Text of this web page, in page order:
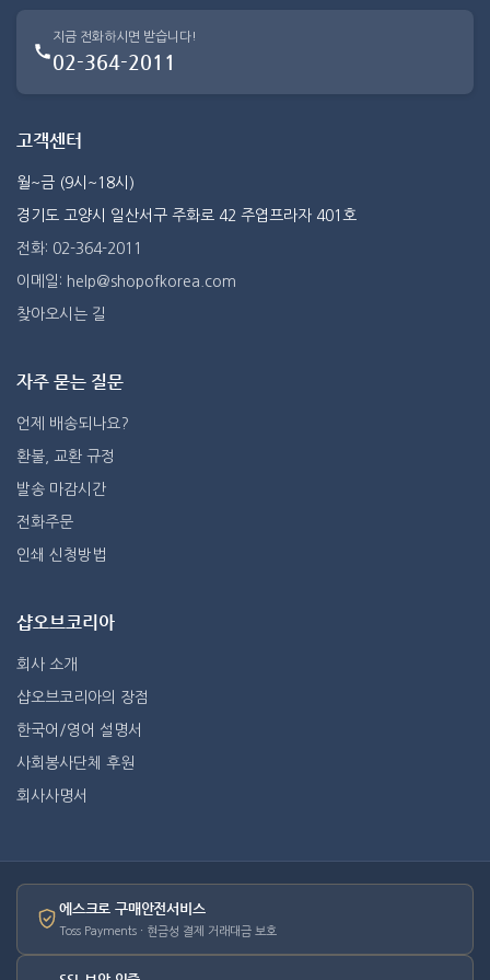
지금 전화하시면 받습니다!
02-364-2011
고객센터
월~금 (9시~18시)
경기도 고양시 일산서구 주화로 42 주엽프라자 401호
전화: 02-364-2011
이메일: help@shopofkorea.com
찾아오시는 길
자주 묻는 질문
언제 배송되나요?
환불, 교환 규정
발송 마감시간
전화주문
인쇄 신청방법
샵오브코리아
회사 소개
샵오브코리아의 장점
한국어/영어 설명서
사회봉사단체 후원
회사사명서
에스크로 구매안전서비스
Toss Payments · 현금성 결제 거래대금 보호